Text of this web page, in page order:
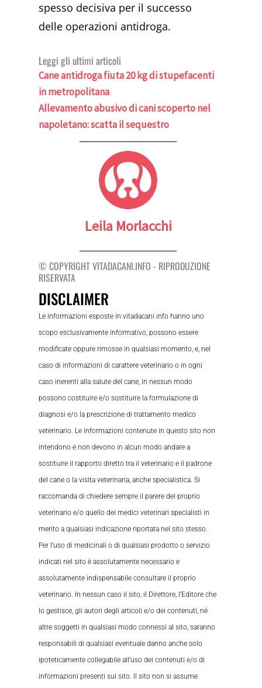
spesso decisiva per il successo
delle operazioni antidroga.
Leggi gli ultimi articoli
Cane antidroga fiuta 20 kg di stupefacenti
in metropolitana
Allevamento abusivo di cani scoperto nel
napoletano: scatta il sequestro
Leila Morlacchi
© COPYRIGHT VITADACANI.INFO - RIPRODUZIONE
RISERVATA
DISCLAIMER
Le informazioni esposte in vitadacani.info hanno uno
scopo esclusivamente informativo, possono essere
modificate oppure rimosse in qualsiasi momento, e, nel
caso di informazioni di carattere veterinario o in ogni
caso inerenti alla salute del cane, in nessun modo
possono costituire e/o sostituire la formulazione di
diagnosi e/o la prescrizione di trattamento medico
veterinario. Le informazioni contenute in questo sito non
intendono e non devono in alcun modo andare a
sostituire il rapporto diretto tra il veterinario e il padrone
del cane o la visita veterinaria, anche specialistica. Si
raccomanda di chiedere sempre il parere del proprio
veterinario e/o quello dei medici veterinari specialisti in
merito a qualsiasi indicazione riportata nel sito stesso.
Per l’uso di medicinali o di qualsiasi prodotto o servizio
indicati nel sito è assolutamente necessario e
assolutamente indispensabile consultare il proprio
veterinario. In nessun caso il sito, il Direttore, l’Editore che
lo gestisce, gli autori degli articoli e/o dei contenuti, né
altre soggetti in qualsiasi modo connessi al sito, saranno
responsabili di qualsiasi eventuale danno anche solo
ipoteticamente collegabile all’uso dei contenuti e/o di
informazioni presenti sul sito. Il sito non si assume